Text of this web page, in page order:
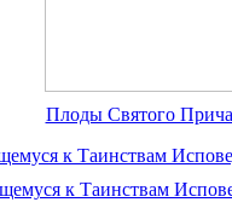
Плоды Святого
к Таинствам